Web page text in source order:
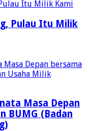
Pulau Itu Milik
Masa Depan
BUMG (Badan